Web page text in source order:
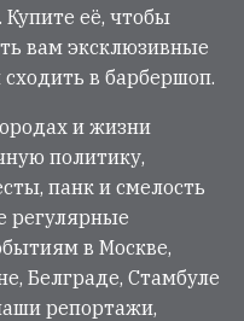
её, чтобы
вам эксклюзивные
в барбершоп.
и жизни
политику,
панк и смелость
регулярные
в Москве,
Белграде, Стамбуле
репортажи,